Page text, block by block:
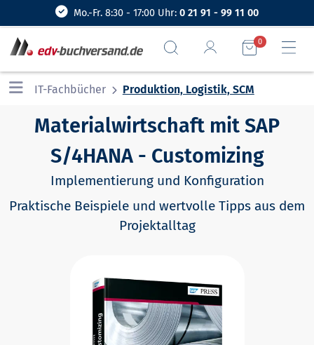
Mo.-Fr. 8:30 - 17:00 Uhr: 0 21 91 - 99 11 00
0
IT-Fachbücher Produktion, Logistik, SCM
Materialwirtschaft mit SAP
S/4HANA - Customizing
Implementierung und Konfiguration
Praktische Beispiele und wertvolle Tipps aus dem
Projektalltag